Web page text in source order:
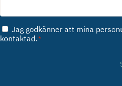
Samtycke*
Jag godkänner att mina
kontaktad.*